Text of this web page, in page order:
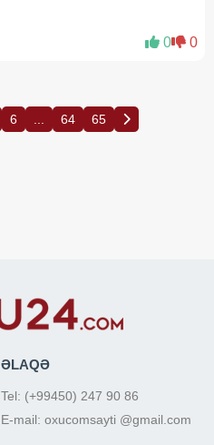
0 0
6 64 65
ƏLAQƏ
Tel: (+99450) 247 90 86
E-mail: oxucomsayti @gmail.com